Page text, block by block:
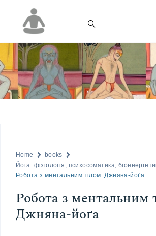
Home
books
Йога: фізіологія, психосоматика,
Робота з ментальним тілом. Джняна-йоґа
Робота з ментальним
Джняна-йоґа